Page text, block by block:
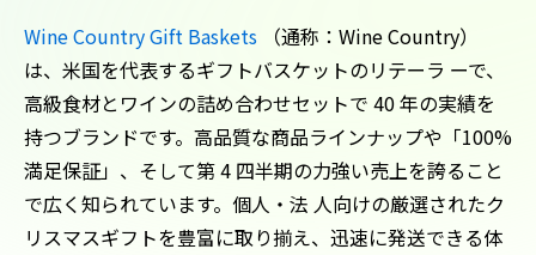
Wine Country Gift Baskets （通称：Wine Country）
は、米国を代表するギフトバスケットのリテーラ ーで、
高級食材とワインの詰め合わせセットで 40 年の実績を
持つブランドです。高品質な商品ラインナップや「100%
満足保証」、そして第 4 四半期の力強い売上を誇ること
で広く知られています。個人・法 人向けの厳選されたク
リスマスギフトを豊富に取り揃え、迅速に発送できる体